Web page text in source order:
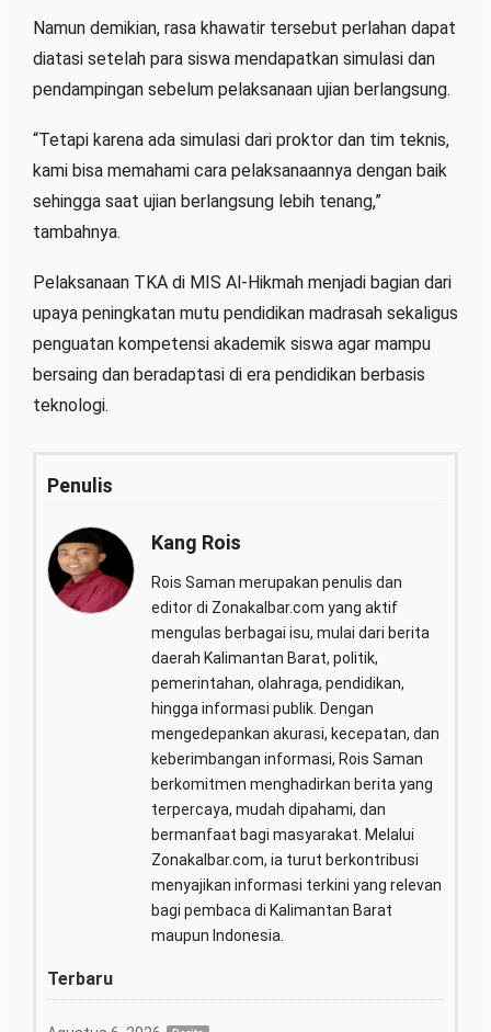
Namun demikian, rasa khawatir tersebut perlahan dapat
diatasi setelah para siswa mendapatkan simulasi dan
pendampingan sebelum pelaksanaan ujian berlangsung.
“Tetapi karena ada simulasi dari proktor dan tim teknis,
kami bisa memahami cara pelaksanaannya dengan baik
sehingga saat ujian berlangsung lebih tenang,”
tambahnya.
Pelaksanaan TKA di MIS Al-Hikmah menjadi bagian dari
upaya peningkatan mutu pendidikan madrasah sekaligus
penguatan kompetensi akademik siswa agar mampu
bersaing dan beradaptasi di era pendidikan berbasis
teknologi.
Penulis
Kang Rois
Rois Saman merupakan penulis dan
editor di Zonakalbar.com yang aktif
mengulas berbagai isu, mulai dari berita
daerah Kalimantan Barat, politik,
pemerintahan, olahraga, pendidikan,
hingga informasi publik. Dengan
mengedepankan akurasi, kecepatan, dan
keberimbangan informasi, Rois Saman
berkomitmen menghadirkan berita yang
terpercaya, mudah dipahami, dan
bermanfaat bagi masyarakat. Melalui
Zonakalbar.com, ia turut berkontribusi
menyajikan informasi terkini yang relevan
bagi pembaca di Kalimantan Barat
maupun Indonesia.
Terbaru